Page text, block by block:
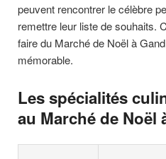
peuvent rencontrer le célèbre
remettre leur liste de souhaits.
faire du Marché de Noël à
mémorable.
Les spécialités
au Marché de Noël